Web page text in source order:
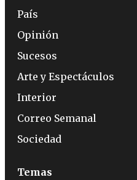
País
Opinión
Sucesos
Arte y Espectáculos
Interior
Correo Semanal
Sociedad
Temas